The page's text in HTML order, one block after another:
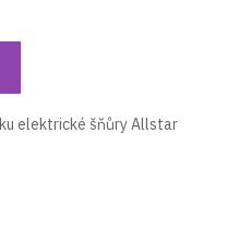
elektrické šňůry Allstar